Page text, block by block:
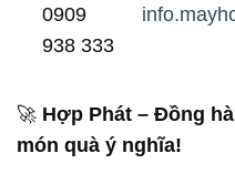
0909
938 333
🚀 Hợp Phát – Đồng
món quà ý nghĩa!